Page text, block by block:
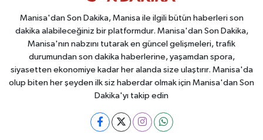
Manisa'dan Son Dakika, Manisa ile ilgili bütün haberleri son
dakika alabileceğiniz bir platformdur. Manisa'dan Son Dakika,
Manisa'nın nabzını tutarak en güncel gelişmeleri, trafik
durumundan son dakika haberlerine, yaşamdan spora,
siyasetten ekonomiye kadar her alanda size ulaştırır. Manisa'da
olup biten her şeyden ilk siz haberdar olmak için Manisa'dan Son
Dakika'yı takip edin